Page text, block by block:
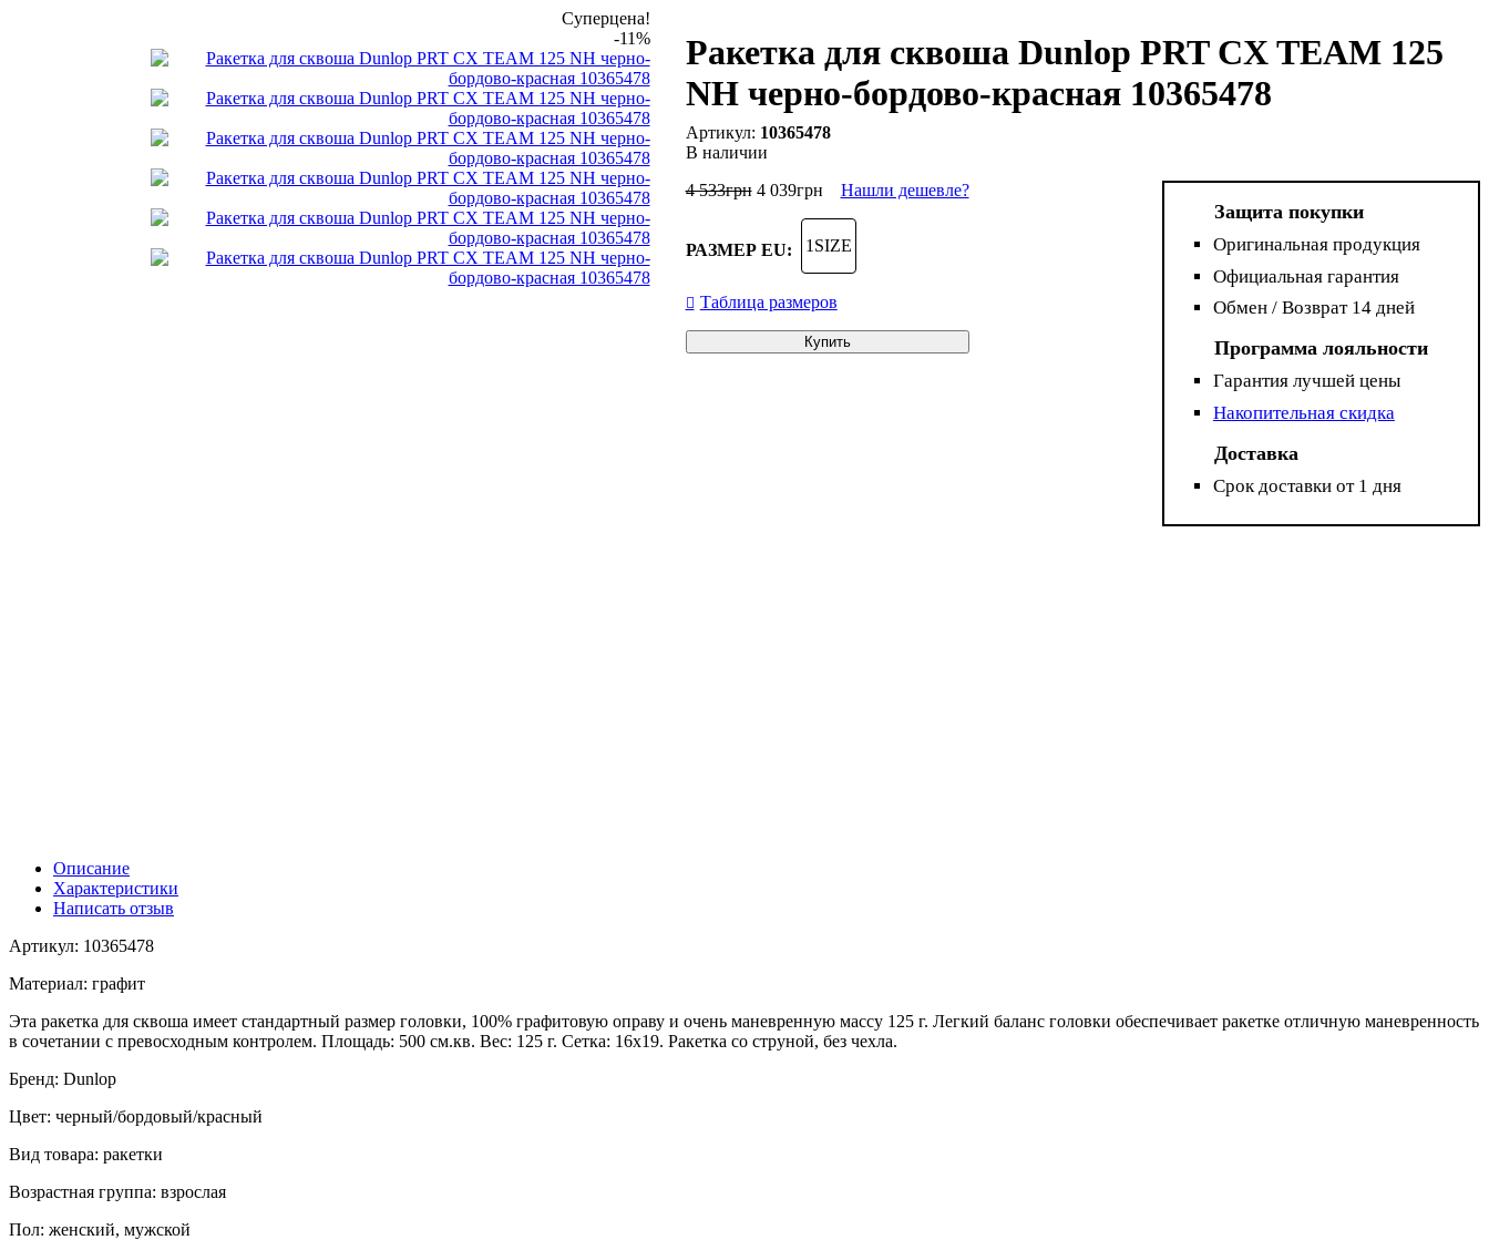
Суперцена!
-11%
Ракетка для сквоша Dunlop PRT CX TEAM 125
NH черно-бордово-красная 10365478
10365478
В наличии
4 533грн 4 039грн Нашли дешевле?
РАЗМЕР EU: 1SIZE
Таблица размеров
Купить
Защита покупки
Оригинальная продукция
Официальная гарантия
Обмен / Возврат 14 дней
Программа лояльности
Гарантия лучшей цены
Накопительная скидка
Доставка
Срок доставки от 1 дня
Описание
Характеристики
Написать отзыв
Артикул: 10365478
Материал: графит
Эта ракетка для сквоша имеет стандартный размер головки, 100% графитовую оправу и очень маневренную массу 125 г. Легкий баланс головки обеспечивает ракетке отличную маневренность
в сочетании с превосходным контролем. Площадь: 500 см.кв. Вес: 125 г. Сетка: 16х19. Ракетка со струной, без чехла.
Бренд: Dunlop
Цвет: черный/бордовый/красный
Вид товара: ракетки
Возрастная группа: взрослая
Пол: женский, мужской